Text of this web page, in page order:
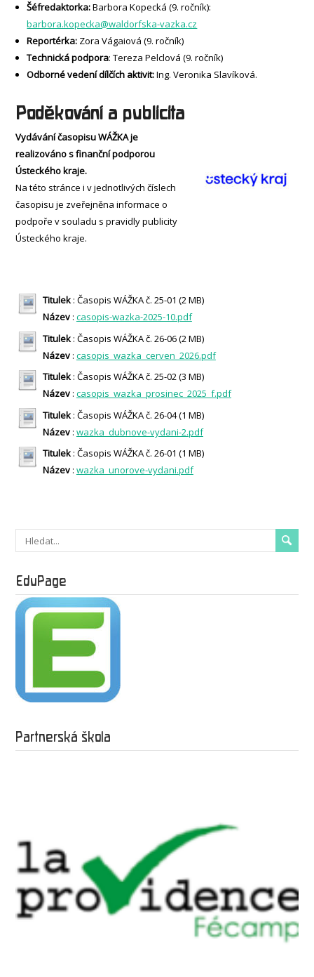
Šéfredaktorka:Barbora Kopecká (9. ročník):
barbora.kopecka@waldorfska-vazka.cz
Reportérka: Zora Vágaiová (9. ročník)
Technická podpora: Tereza Pelclová (9. ročník)
Odborné vedení dílčích aktivit:Ing. Veronika Slavíková.
Poděkování a publicita
Vydávání časopisu WÁŽKA je
realizováno s finanční podporou
Ústeckého kraje.
Na této stránce i v jednotlivých číslech
časopisu je zveřejněna informace o
podpoře v souladu s pravidly publicity
Ústeckého kraje.
Titulek: Časopis WÁŽKA č. 25-01 (2 MB)
Název: casopis-wazka-2025-10.pdf
Titulek: Časopis WÁŽKA č. 26-06 (2 MB)
Název: casopis_wazka_cerven_2026.pdf
Titulek: Časopis WÁŽKA č. 25-02 (3 MB)
Název: casopis_wazka_prosinec_2025_f.pdf
Titulek: Časopis WÁŽKA č. 26-04 (1 MB)
Název: wazka_dubnove-vydani-2.pdf
Titulek: Časopis WÁŽKA č. 26-01 (1 MB)
Název: wazka_unorove-vydani.pdf
EduPage
Partnerská škola